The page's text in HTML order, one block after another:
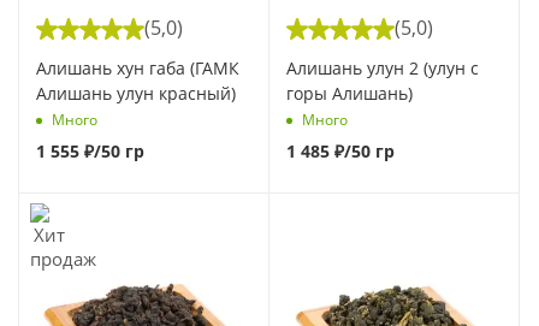
(5,0)
Алишань хун габа (ГАМК
Алишань улун красный)
Много
1 555 ₽/50 гр
(5,0)
Алишань улун 2 (улун с
горы Алишань)
Много
1 485 ₽/50 гр